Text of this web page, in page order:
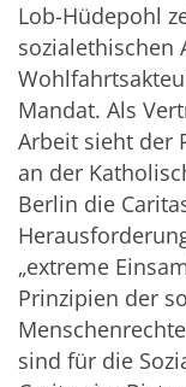
Lob-Hüdepohl
sozialethischen
Mandat. Als
Arbeit sieht der
an der
Berlin die
„extreme
Prinzipien der
sind für die